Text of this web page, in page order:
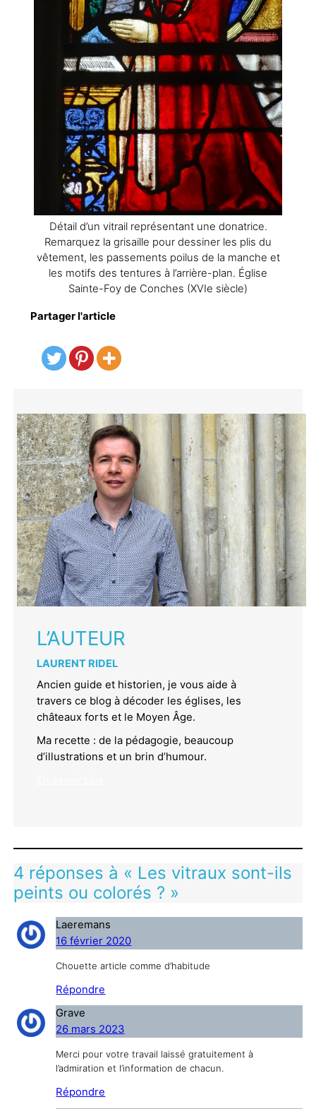
Détail d’un vitrail représentant une donatrice.
Remarquez la grisaille pour dessiner les plis du
vêtement, les passements poilus de la manche et
les motifs des tentures à l’arrière-plan. Église
Sainte-Foy de Conches (XVIe siècle)
Partager l'article
L’AUTEUR
LAURENT RIDEL
Ancien guide et historien, je vous aide à
travers ce blog à décoder les églises, les
châteaux forts et le Moyen Âge.
Ma recette : de la pédagogie, beaucoup
d’illustrations et un brin d’humour.
4 réponses à « Les vitraux sont-ils
peints ou colorés ? »
Laeremans
16 février 2020
Chouette article comme d’habitude
Répondre
Grave
26 mars 2023
Merci pour votre travail laissé gratuitement à
l’admiration et l’information de chacun.
Répondre